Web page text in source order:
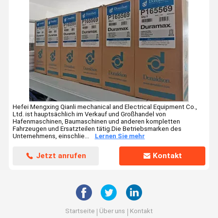
Teile für Bromma-Verbreiter
Hefei Mengxing Qianli mechanical and Electrical Equipment Co.,
Ltd. ist hauptsächlich im Verkauf und Großhandel von
Hafenmaschinen, Baumaschinen und anderen kompletten
Fahrzeugen und Ersatzteilen tätig.Die Betriebsmarken des
Unternehmens, einschlie...
Lernen Sie mehr
Jetzt anrufen Kontakt
Startseite Über uns Kontakt